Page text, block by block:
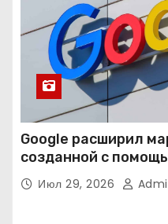
Google расширил
созданной с
интеллекта
Июл 29, 2026